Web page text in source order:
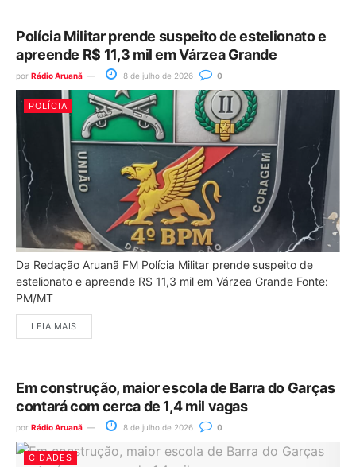
Polícia Militar prende suspeito de estelionato e
apreende R$ 11,3 mil em Várzea Grande
por Rádio Aruanã 8 de julho de 2026 0
POLÍCIA
Da Redação Aruanã FM Polícia Militar prende suspeito de
estelionato e apreende R$ 11,3 mil em Várzea Grande Fonte:
PM/MT
LEIA MAIS
Em construção, maior escola de Barra do Garças
contará com cerca de 1,4 mil vagas
por Rádio Aruanã 8 de julho de 2026 0
CIDADES